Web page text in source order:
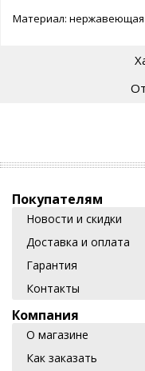
Материал: нержавеющая
Покупателям
Новости и скидки
Доставка и оплата
Гарантия
Контакты
Компания
О магазине
Как заказать